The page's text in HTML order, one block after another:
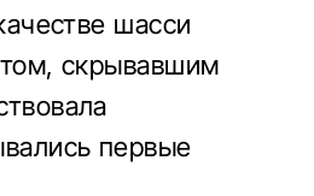
шасси
скрывавшим
первые